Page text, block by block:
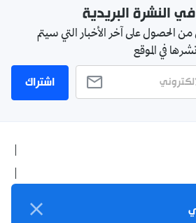
النشرة البريدية
الحصول على آخر الأخبار التي سيتم
نشرها في الموقع
اشتراك